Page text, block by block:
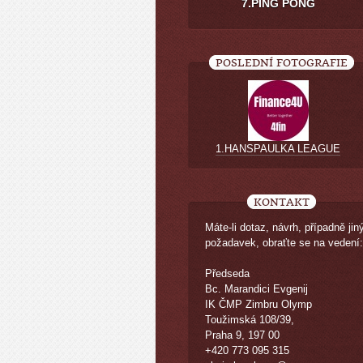
7.PING PONG
POSLEDNÍ FOTOGRAFIE
1.HANSPAULKA LEAGUE
KONTAKT
Máte-li dotaz, návrh, případně
požadavek, obraťte se na vedení:
Předseda
Bc. Marandici Evgenij
IK ČMP Zimbru Olymp
Toužimská 108/39,
Praha 9, 197 00
+420 773 095 315